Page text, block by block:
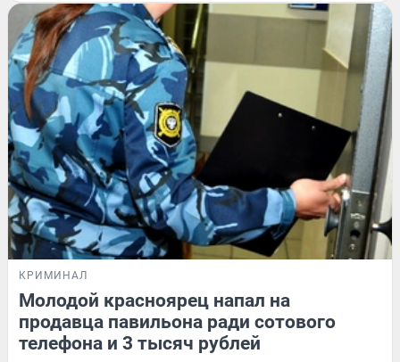
КРИМИНАЛ
Молодой красноярец напал на
продавца павильона ради сотового
телефона и 3 тысяч рублей